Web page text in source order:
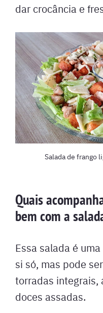
dar crocância e
Salada de frango
Quais
bem com a
Essa salada é
si só, mas pode
torradas integrais,
doces assadas.